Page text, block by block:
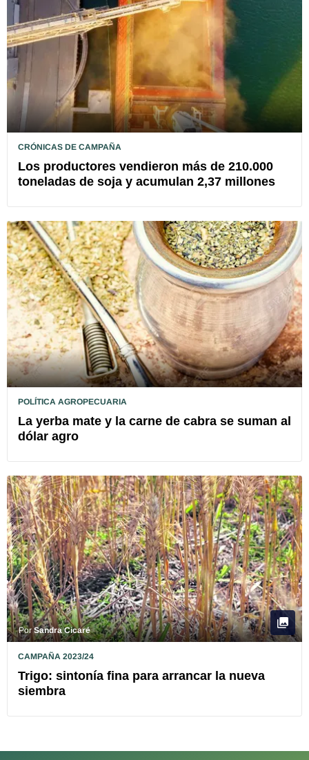
CRÓNICAS DE CAMPAÑA
Los productores vendieron más de 210.000
toneladas de soja y acumulan 2,37 millones
POLÍTICA AGROPECUARIA
La yerba mate y la carne de cabra se suman al
dólar agro
PorSandra Cicaré
CAMPAÑA 2023/24
Trigo: sintonía fina para arrancar la nueva
siembra